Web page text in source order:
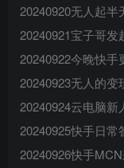
20240920无人起半
20240921宝子哥发
20240922今晚快
20240923无人的变
20240924云电脑
20240925快手日常
20240926快手